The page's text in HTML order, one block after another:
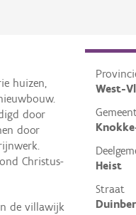
West-
Heist
Straat
huizen,
door
door
Christus-
de villawijk